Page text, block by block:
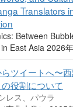
Translators
Between
East Asia 2026
ツイートへ〜
役割について
レス、パウラ